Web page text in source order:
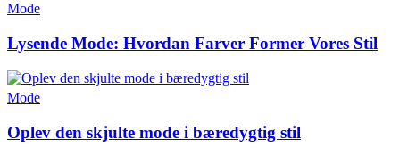
Mode
Lysende Mode: Hvordan Farver Former Vores Stil
Mode
Oplev den skjulte mode i bæredygtig stil